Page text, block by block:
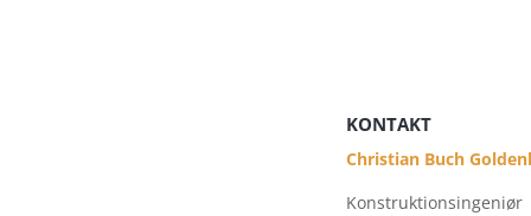
KONTAKT
Christian Buch
Konstruktionsingeniør